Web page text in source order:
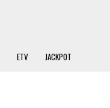
ETV JACKPOT